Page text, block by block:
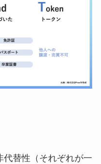
代替性（それぞれが一